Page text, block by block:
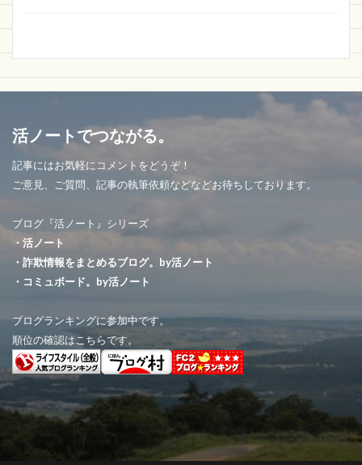
活ノートでつながる。
記事にはお気軽にコメントをどうぞ！
ご意見、ご質問、記事の執筆依頼などなどお待ちしております。
ブログ『活ノート』シリーズ
・活ノート
・詐欺情報をまとめるブログ。by活ノート
・コミュボード。by活ノート
ブログランキングに参加中です。
順位の確認はこちらです。